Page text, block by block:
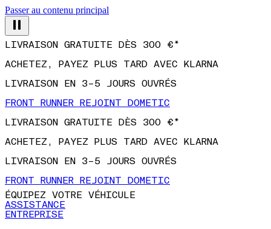
Passer au contenu principal
ACHETEZ, PAYEZ PLUS TARD AVEC KLARNA
LIVRAISON EN 3–5 JOURS OUVRÉS
FRONT RUNNER REJOINT DOMETIC
LIVRAISON GRATUITE DÈS 300 €*
ACHETEZ, PAYEZ PLUS TARD AVEC KLARNA
LIVRAISON EN 3–5 JOURS OUVRÉS
FRONT RUNNER REJOINT DOMETIC
ÉQUIPEZ VOTRE VÉHICULE
ASSISTANCE
ENTREPRISE